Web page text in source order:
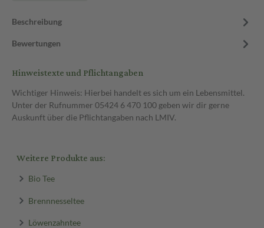
Beschreibung
Bewertungen
Hinweistexte und Pflichtangaben
Wichtiger Hinweis: Hierbei handelt es sich um ein Lebensmittel.
Unter der Rufnummer 05424 6 470 100 geben wir dir gerne
Auskunft über die Pflichtangaben nach LMIV.
Weitere Produkte aus:
Bio Tee
Brennnesseltee
Löwenzahntee